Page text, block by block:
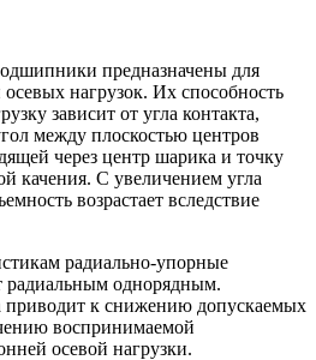
предназначены для
нагрузок. Их способность
зависит от угла контакта,
между плоскостью центров
через центр шарика и точку
качения. С увеличением угла
возрастает вследствие
радиально-упорные
однорядным.
приводит к снижению допускаемых
воспринимаемой
осевой нагрузки.